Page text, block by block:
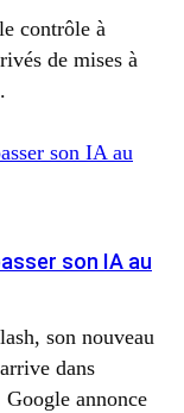
contrôle à
de mises à
son IA au
son nouveau
dans
annonce